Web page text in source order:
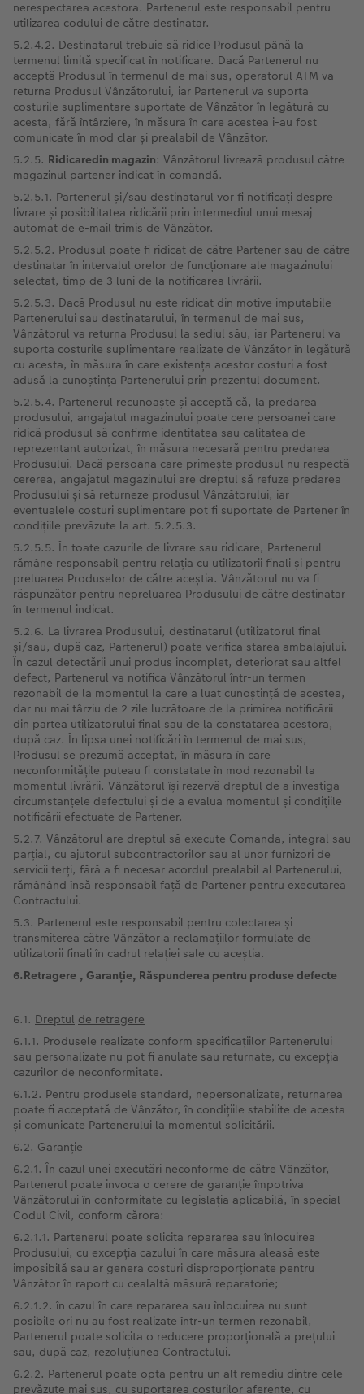
nerespectarea acestora. Partenerul este responsabil pentru
utilizarea codului de către destinatar.
5.2.4.2. Destinatarul trebuie să ridice Produsul până la
termenul limită specificat în notificare. Dacă Partenerul nu
acceptă Produsul în termenul de mai sus, operatorul ATM va
returna Produsul Vânzătorului, iar Partenerul va suporta
costurile suplimentare suportate de Vânzător în legătură cu
acesta, fără întârziere, în măsura în care acestea i-au fost
comunicate în mod clar și prealabil de Vânzător.
5.2.5. Ridicaredin magazin: Vânzătorul livrează produsul către
magazinul partener indicat în comandă.
5.2.5.1. Partenerul și/sau destinatarul vor fi notificați despre
livrare și posibilitatea ridicării prin intermediul unui mesaj
automat de e-mail trimis de Vânzător.
5.2.5.2. Produsul poate fi ridicat de către Partener sau de către
destinatar în intervalul orelor de funcționare ale magazinului
selectat, timp de 3 luni de la notificarea livrării.
5.2.5.3. Dacă Produsul nu este ridicat din motive imputabile
Partenerului sau destinatarului, în termenul de mai sus,
Vânzătorul va returna Produsul la sediul său, iar Partenerul va
suporta costurile suplimentare realizate de Vânzător în legătură
cu acesta, în măsura în care existența acestor costuri a fost
adusă la cunoștința Partenerului prin prezentul document.
5.2.5.4. Partenerul recunoaște și acceptă că, la predarea
produsului, angajatul magazinului poate cere persoanei care
ridică produsul să confirme identitatea sau calitatea de
reprezentant autorizat, în măsura necesară pentru predarea
Produsului. Dacă persoana care primește produsul nu respectă
cererea, angajatul magazinului are dreptul să refuze predarea
Produsului și să returneze produsul Vânzătorului, iar
eventualele costuri suplimentare pot fi suportate de Partener în
condițiile prevăzute la art. 5.2.5.3.
5.2.5.5. În toate cazurile de livrare sau ridicare, Partenerul
rămâne responsabil pentru relația cu utilizatorii finali și pentru
preluarea Produselor de către aceștia. Vânzătorul nu va fi
răspunzător pentru nepreluarea Produsului de către destinatar
în termenul indicat.
5.2.6. La livrarea Produsului, destinatarul (utilizatorul final
și/sau, după caz, Partenerul) poate verifica starea ambalajului.
În cazul detectării unui produs incomplet, deteriorat sau altfel
defect, Partenerul va notifica Vânzătorul într-un termen
rezonabil de la momentul la care a luat cunoștință de acestea,
dar nu mai târziu de 2 zile lucrătoare de la primirea notificării
din partea utilizatorului final sau de la constatarea acestora,
după caz. În lipsa unei notificări în termenul de mai sus,
Produsul se prezumă acceptat, în măsura în care
neconformitățile puteau fi constatate în mod rezonabil la
momentul livrării. Vânzătorul își rezervă dreptul de a investiga
circumstanțele defectului și de a evalua momentul și condițiile
notificării efectuate de Partener.
5.2.7. Vânzătorul are dreptul să execute Comanda, integral sau
parțial, cu ajutorul subcontractorilor sau al unor furnizori de
servicii terți, fără a fi necesar acordul prealabil al Partenerului,
rămânând însă responsabil față de Partener pentru executarea
Contractului.
5.3. Partenerul este responsabil pentru colectarea și
transmiterea către Vânzător a reclamațiilor formulate de
utilizatorii finali în cadrul relației sale cu aceștia.
6.Retragere , Garanție, Răspunderea pentru produse defecte
6.1. Dreptul de retragere
6.1.1. Produsele realizate conform specificațiilor Partenerului
sau personalizate nu pot fi anulate sau returnate, cu excepția
cazurilor de neconformitate.
6.1.2. Pentru produsele standard, nepersonalizate, returnarea
poate fi acceptată de Vânzător, în condițiile stabilite de acesta
și comunicate Partenerului la momentul solicitării.
6.2. Garanție
6.2.1. În cazul unei executări neconforme de către Vânzător,
Partenerul poate invoca o cerere de garanție împotriva
Vânzătorului în conformitate cu legislația aplicabilă, în special
Codul Civil, conform cărora:
6.2.1.1. Partenerul poate solicita repararea sau înlocuirea
Produsului, cu excepția cazului în care măsura aleasă este
imposibilă sau ar genera costuri disproporționate pentru
Vânzător în raport cu cealaltă măsură reparatorie;
6.2.1.2. în cazul în care repararea sau înlocuirea nu sunt
posibile ori nu au fost realizate într-un termen rezonabil,
Partenerul poate solicita o reducere proporțională a prețului
sau, după caz, rezoluțiunea Contractului.
6.2.2. Partenerul poate opta pentru un alt remediu dintre cele
prevăzute mai sus, cu suportarea costurilor aferente, cu